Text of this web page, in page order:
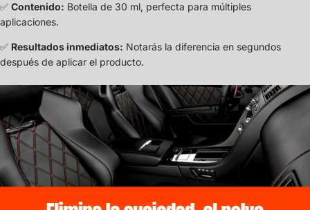
✅ Contenido: Botella de 30 ml, perfecta para múltiples
aplicaciones.
✅ Resultados inmediatos: Notarás la diferencia en segundos
después de aplicar el producto.